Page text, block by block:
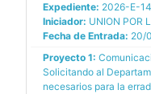
Expediente: 2026-E-
Iniciador: UNION POR
Fecha de Entrada: 20/
Proyecto 1:
Solicitando al
necesarios para la